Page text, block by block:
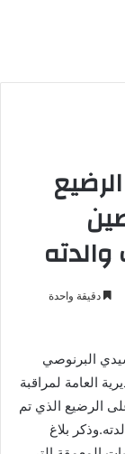
دقيقة واحدة
البرنوصي
العامة لمراقبة
الرضيع الذي تم
بلاغ